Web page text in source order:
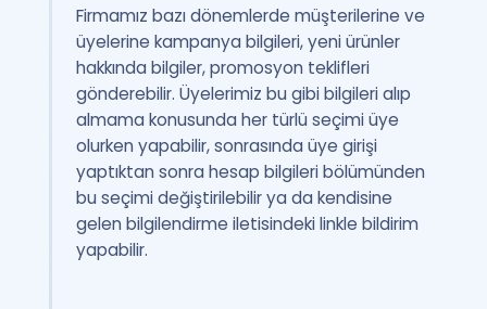
Firmamız bazı dönemlerde müşterilerine ve
üyelerine kampanya bilgileri, yeni ürünler
hakkında bilgiler, promosyon teklifleri
gönderebilir. Üyelerimiz bu gibi bilgileri alıp
almama konusunda her türlü seçimi üye
olurken yapabilir, sonrasında üye girişi
yaptıktan sonra hesap bilgileri bölümünden
bu seçimi değiştirilebilir ya da kendisine
gelen bilgilendirme iletisindeki linkle bildirim
yapabilir.